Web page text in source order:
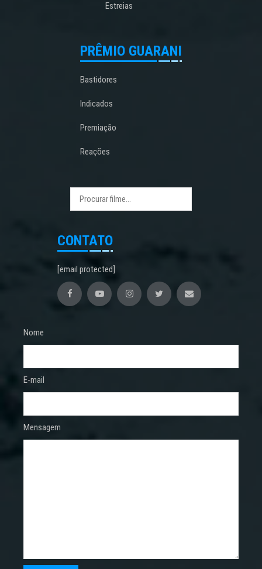
Estreias
PRÊMIO GUARANI
Bastidores
Indicados
Premiação
Reações
CONTATO
[email protected]
Nome
E-mail
Mensagem